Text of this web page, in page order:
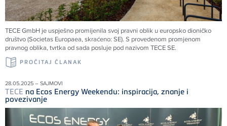
TECEGmbH je uspješno promijenila svoj pravni oblik u europsko dioničko
društvo (Societas Europaea, skraćeno: SE). S provedenom promjenom
pravnog oblika, tvrtka od sada posluje pod nazivom TECESE.
PROČITAJ ČLANAK
28.05.2025 – SAJMOVI
TECE na Ecos Energy Weekendu: inspiracija, znanje i
povezivanje